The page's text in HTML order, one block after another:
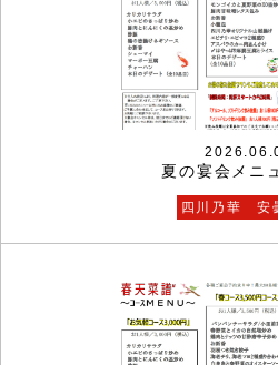
夏の宴会メニ
四川乃華 安